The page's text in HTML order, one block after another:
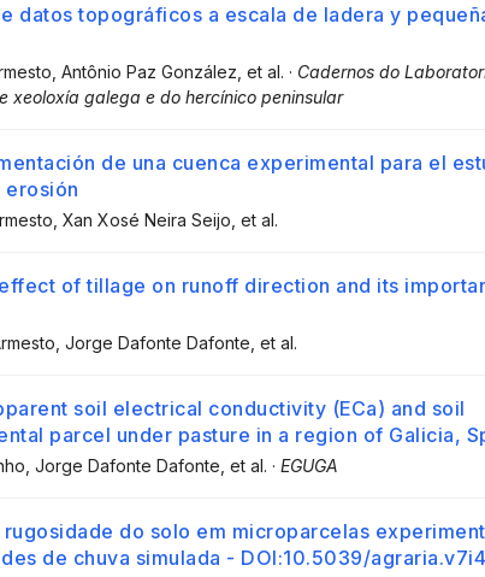
datos topográficos a escala de ladera y
, Antônio Paz González, et al. · Cadernos do
xeoloxía galega e do hercínico peninsular
de una cuenca experimental para el
erosión
, Xan Xosé Neira Seijo, et al.
of tillage on runoff direction and its
, Jorge Dafonte Dafonte, et al.
soil electrical conductivity (ECa) and soil
parcel under pasture in a region of Galicia,
, Jorge Dafonte Dafonte, et al. · EGUGA
do solo em microparcelas
de chuva simulada - DOI:10.5039/